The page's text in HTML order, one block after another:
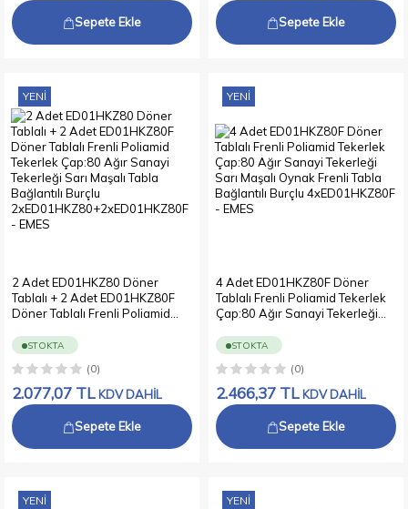
Sepete Ekle Sepete Ekle
YENI
2 Adet ED01HKZ80 Döner
Tablalı + 2 Adet ED01HKZ80F
Döner Tablalı Frenli Poliamid
Tekerleği Sarı Maşalı Tabla
Bağlantılı Burçlu
2xED01HKZ80+2xED01HKZ80F
STOKTA
(0)
2.077,07 TL KDV DAHİL
Sepete Ekle
YENI
4 Adet ED01HKZ80F Döner
Tablalı Frenli Poliamid Tekerlek
Çap:80 Ağır Sanayi Tekerleği
Bağlantılı Burçlu 4xED01HKZ80F
STOKTA
(0)
2.466,37 TL KDV DAHİL
Sepete Ekle
YENI YENI